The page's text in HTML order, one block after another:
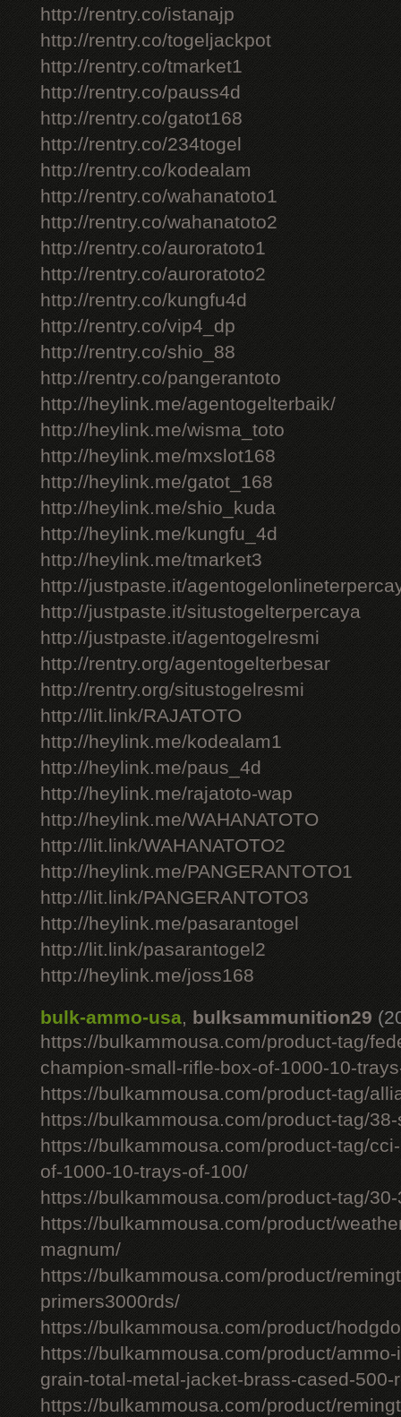
http://rentry.co/istanajp
http://rentry.co/togeljackpot
http://rentry.co/tmarket1
http://rentry.co/pauss4d
http://rentry.co/gatot168
http://rentry.co/234togel
http://rentry.co/kodealam
http://rentry.co/wahanatoto1
http://rentry.co/wahanatoto2
http://rentry.co/auroratoto1
http://rentry.co/auroratoto2
http://rentry.co/kungfu4d
http://rentry.co/vip4_dp
http://rentry.co/shio_88
http://rentry.co/pangerantoto
http://heylink.me/agentogelterbaik/
http://heylink.me/wisma_toto
http://heylink.me/mxslot168
http://heylink.me/gatot_168
http://heylink.me/shio_kuda
http://heylink.me/kungfu_4d
http://heylink.me/tmarket3
http://justpaste.it/
http://justpaste.it/situstogelterpercaya
http://justpaste.it/agentogelresmi
http://rentry.org/agentogelterbesar
http://rentry.org/situstogelresmi
http://lit.link/RAJATOTO
http://heylink.me/kodealam1
http://heylink.me/paus_4d
http://heylink.me/rajatoto-wap
http://heylink.me/WAHANATOTO
http://lit.link/WAHANATOTO2
http://heylink.me/PANGERANTOTO1
http://lit.link/PANGERANTOTO3
http://heylink.me/pasarantogel
http://lit.link/pasarantogel2
http://heylink.me/joss168
bulk-ammo-usa, bulksammunition29
https://bulkammousa.com/product-tag/
champion-small-rifle-box-of-1000-10-
https://bulkammousa.com/product-tag/
https://bulkammousa.com/product-tag/
https://bulkammousa.com/product-tag/
of-1000-10-trays-of-100/
https://bulkammousa.com/product-tag/
https://bulkammousa.com/product/
magnum/
https://bulkammousa.com/product/
primers3000rds/
https://bulkammousa.com/product/
https://bulkammousa.com/product/
grain-total-metal-jacket-brass-cased-500-
https://bulkammousa.com/product/